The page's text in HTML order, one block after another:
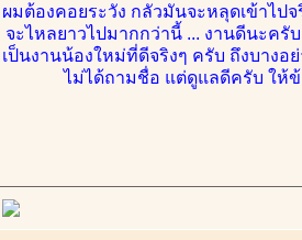
ผมต้องคอยระวัง กลัวมันจะหลุดเข้าไป
จะไหลยาวไปมากกว่านี้ ... งานดีนะค
เป็นงานน้องใหม่ที่ดีจริงๆ ครับ ถึงบาง
ไม่ได้ถามชื่อ แต่ดูแลดีครับ ให้